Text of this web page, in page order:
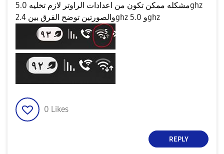
مشكله ممكن تكون من اعدادات الراوتر لازم تخليه 5.0ghz
والصورتين توضح الفرق بين 2.4ghz و 5.0ghz
0 Likes
REPLY